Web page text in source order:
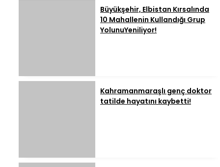
Büyükşehir, Elbistan Kırsalında
10 Mahallenin Kullandığı Grup
YolunuYeniliyor!
Kahramanmaraşlı genç doktor
tatilde hayatını kaybetti!